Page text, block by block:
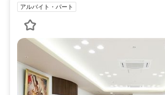
アルバイト・パート